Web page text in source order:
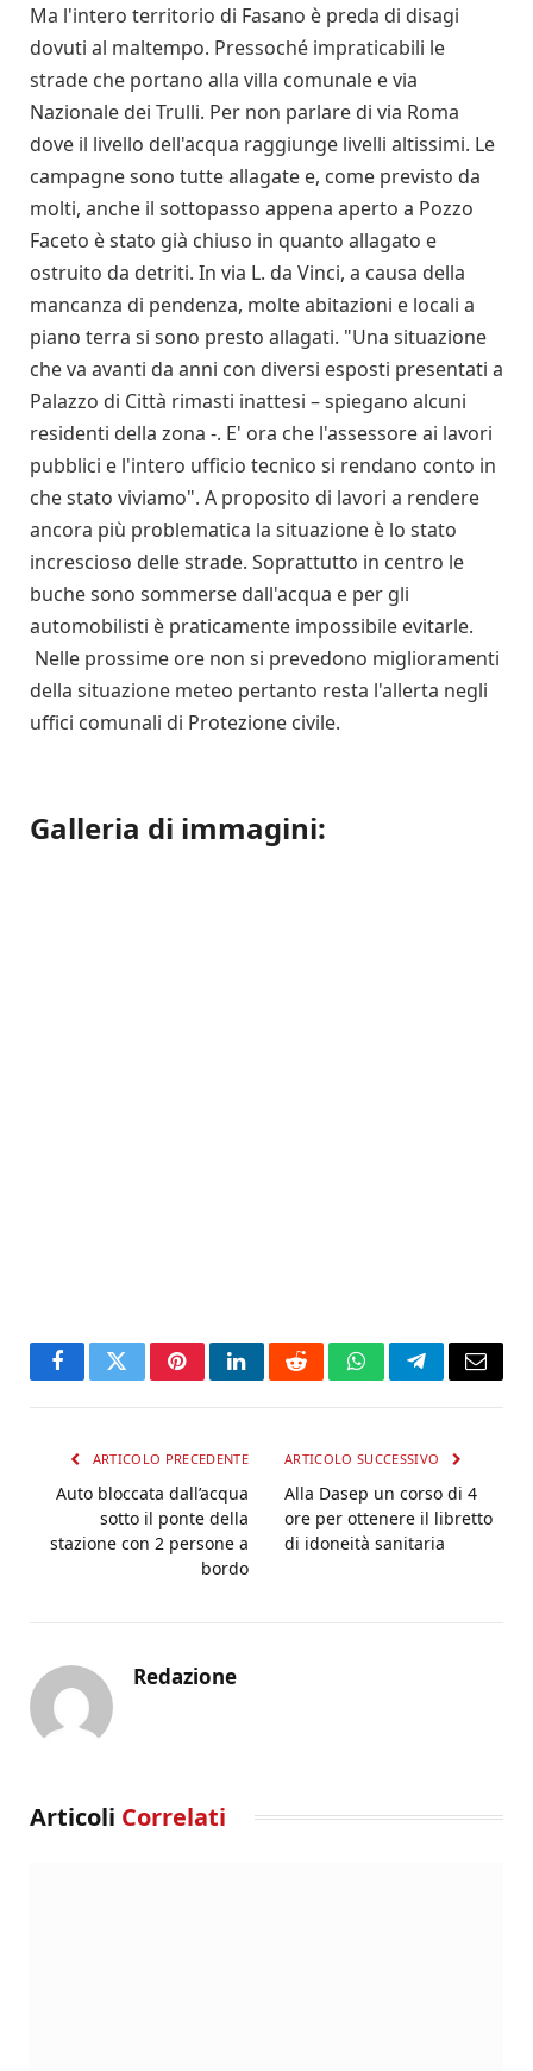
Ma l'intero territorio di Fasano è preda di disagi
dovuti al maltempo. Pressoché impraticabili le
strade che portano alla villa comunale e via
Nazionale dei Trulli. Per non parlare di via Roma
dove il livello dell'acqua raggiunge livelli altissimi. Le
campagne sono tutte allagate e, come previsto da
molti, anche il sottopasso appena aperto a Pozzo
Faceto è stato già chiuso in quanto allagato e
ostruito da detriti. In via L. da Vinci, a causa della
mancanza di pendenza, molte abitazioni e locali a
piano terra si sono presto allagati. "Una situazione
che va avanti da anni con diversi esposti presentati a
Palazzo di Città rimasti inattesi – spiegano alcuni
residenti della zona -. E' ora che l'assessore ai lavori
pubblici e l'intero ufficio tecnico si rendano conto in
che stato viviamo". A proposito di lavori a rendere
ancora più problematica la situazione è lo stato
increscioso delle strade. Soprattutto in centro le
buche sono sommerse dall'acqua e per gli
automobilisti è praticamente impossibile evitarle.
Nelle prossime ore non si prevedono miglioramenti
della situazione meteo pertanto resta l'allerta negli
uffici comunali di Protezione civile.
Galleria di immagini:
FacebookTwitterPinterestLinkedInRedditWhatsAppTelegramEmail
ARTICOLO PRECEDENTE
Auto bloccata dall’acqua
sotto il ponte della
stazione con 2 persone a
bordo
ARTICOLO SUCCESSIVO
Alla Dasep un corso di 4
ore per ottenere il libretto
di idoneità sanitaria
Redazione
Articoli Correlati